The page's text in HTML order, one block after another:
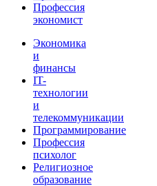
Профессия
экономист
Экономика
и
финансы
IT-
технологии
и
телекоммуникации
Программирование
Профессия
психолог
Религиозное
образование